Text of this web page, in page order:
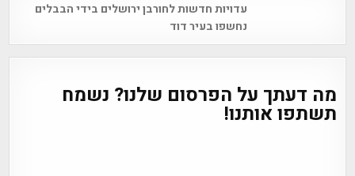
navigationעדויות חדשות לחורבן ירושלים בידי הבבלים
נחשפו בעיר דוד
מה דעתך על הפרסום שלנו? נשמח
תשתפו אותנו!